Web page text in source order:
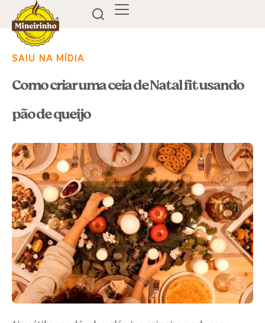
SAIU NA MÍDIA
Como criar uma ceia de Natal fit usando
pão de queijo